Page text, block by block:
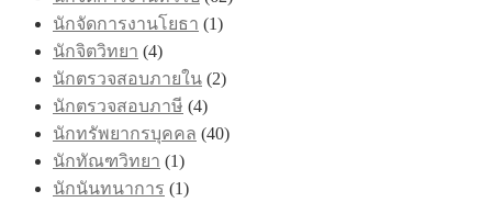
นักจัดการงานโยธา (1)
นักจิตวิทยา (4)
นักตรวจสอบภายใน (2)
นักตรวจสอบภาษี (4)
นักทรัพยากรบุคคล (40)
นักทัณฑวิทยา (1)
นักนันทนาการ (1)